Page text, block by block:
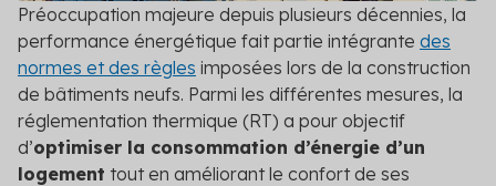
Amélioration DPE
Quittez le statut de passoire thermique et évitez
l’interdiction de location
Audit énergétique
Réalisez votre audit et définissez les meilleurs
Préoccupation majeure depuis plusieurs décennies, la
performance énergétique fait partie intégrante des
normes et des règles imposées lors de la construction
de bâtiments neufs. Parmi les différentes mesures, la
réglementation thermique (RT) a pour objectif
d’optimiser la consommation d’énergie d’un
logement tout en améliorant le confort de ses